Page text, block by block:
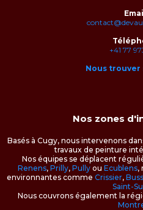
Email
+41 77
Nous trouver
Nos zones
Basés à Cugy, nous intervenons
travaux de peinture
Nos équipes se déplacent
Renens, Prilly, Pully ou Ecublens,
environnantes comme Crissier,
Saint-
Nous couvrons également la